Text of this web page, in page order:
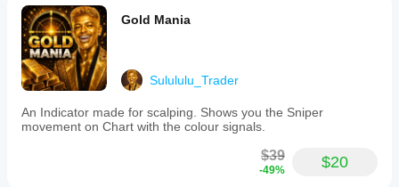
Gold Mania
Sulululu_Trader
An Indicator made for scalping. Shows you the Sniper
movement on Chart with the colour signals.
$39
-49% $20